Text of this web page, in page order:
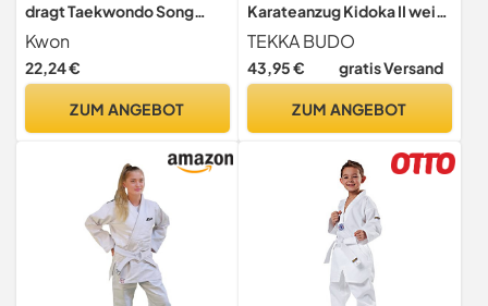
dragt Taekwondo Song
Anzug, Weiß, 130 EU
Kwon
22,24 €
ZUM ANGEBOT
Karateanzug Kidoka II weiß
- Leichtes Kids Modell 8 oz
Baumwolle - Karate Gi Set -
Jacke Hose Gürtel -
TEKKA BUDO
43,95 € gratis Versand
ZUM ANGEBOT